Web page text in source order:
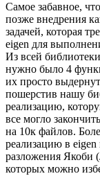
Самое забавное,
позже внедрения
задачей, которая
eigen для
Из всей
нужно было 4
их просто
пошерстив нашу
реализацию,
все могло
на 10к файлов.
реализацию в eigen
разложения Якоби
которых можно